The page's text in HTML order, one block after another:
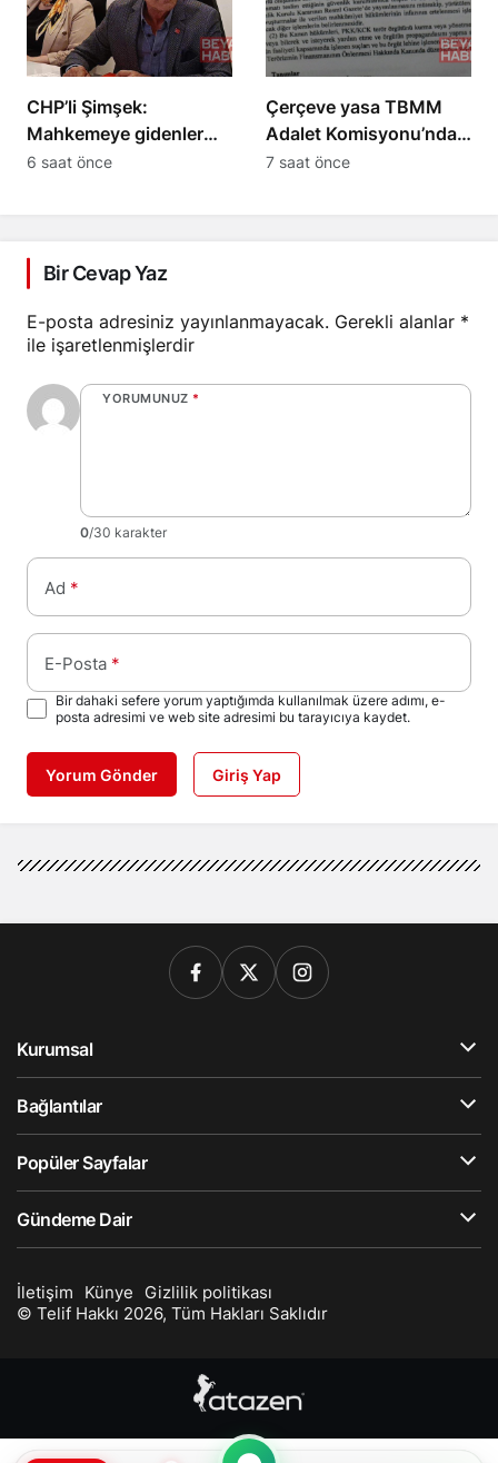
CHP’li Şimşek:
Mahkemeye gidenler
Kemal Bey’e oy
6 saat önce
Çerçeve yasa TBMM
Adalet Komisyonu’ndan
onay aldı, maddeleri
7 saat önce
Bir Cevap Yaz
E-posta adresiniz yayınlanmayacak. Gerekli alanlar *
ile işaretlenmişlerdir
YORUMUNUZ *
0/30 karakter
Ad *
E-Posta *
Bir dahaki sefere yorum yaptığımda kullanılmak üzere adımı, e-
posta adresimi ve web site adresimi bu tarayıcıya kaydet.
Yorum Gönder Giriş Yap
Kurumsal
Bağlantılar
Popüler Sayfalar
Gündeme Dair
İletişim Künye
Gizlilik politikası
© Telif Hakkı 2026, Tüm Hakları Saklıdır